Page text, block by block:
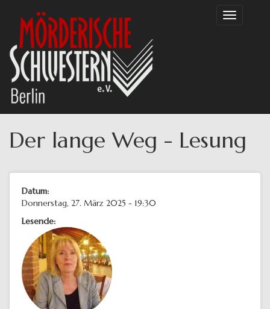
Inhalt
Toggle
Der lange Weg - Lesung
Datum:
Donnerstag, 27. März 2025 - 19:30
Lesende: